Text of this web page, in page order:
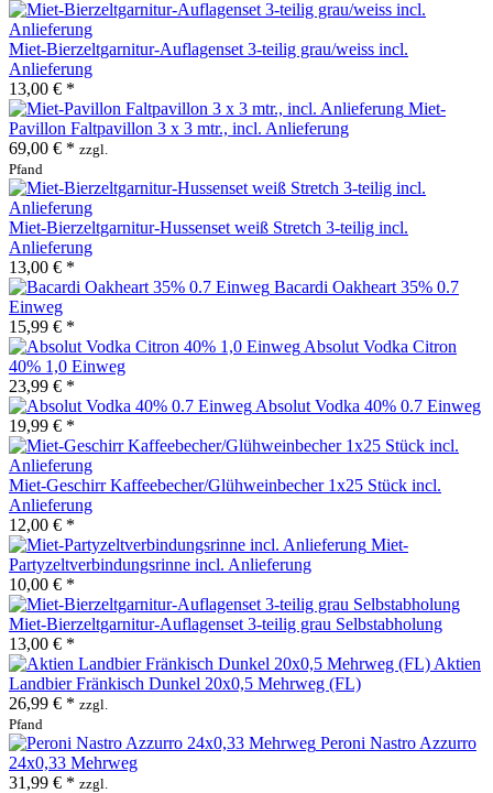
Miet-Bierzeltgarnitur-Auflagenset 3-teilig grau/weiss incl.
Anlieferung
13,00 € *
Miet-
Pavillon Faltpavillon 3 x 3 mtr., incl. Anlieferung
69,00 € * zzgl.
Pfand
Miet-Bierzeltgarnitur-Hussenset weiß Stretch 3-teilig incl.
Anlieferung
13,00 € *
Bacardi Oakheart 35% 0.7
Einweg
15,99 € *
Absolut Vodka Citron
40% 1,0 Einweg
23,99 € *
Absolut Vodka 40% 0.7 Einweg
19,99 € *
Miet-Geschirr Kaffeebecher/Glühweinbecher 1x25 Stück incl.
Anlieferung
12,00 € *
Miet-
Partyzeltverbindungsrinne incl. Anlieferung
10,00 € *
Miet-Bierzeltgarnitur-Auflagenset 3-teilig grau Selbstabholung
13,00 € *
Aktien
Landbier Fränkisch Dunkel 20x0,5 Mehrweg (FL)
26,99 € * zzgl.
Pfand
Peroni Nastro Azzurro
24x0,33 Mehrweg
31,99 € * zzgl.